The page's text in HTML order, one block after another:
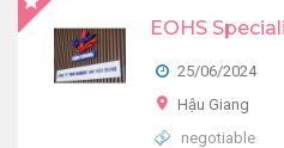
EOHS
25/06/2024
Hậu Giang
negotiable